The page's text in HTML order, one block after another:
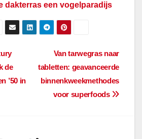
dakterras een vogelparadijs
Van tarwegras naar
tabletten: geavanceerde
binnenkweekmethodes
voor superfoods
de
’50 in